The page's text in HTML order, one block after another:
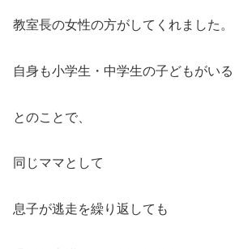
教室長の女性の方がしてくれました。
自身も小学生・中学生の子どもがいる
とのことで、
同じママとして
息子が逃走を繰り返しても